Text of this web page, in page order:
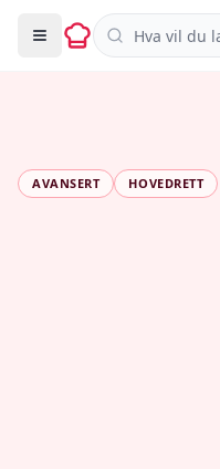
Søk i oppskrifter
AVANSERT HOVEDRETT